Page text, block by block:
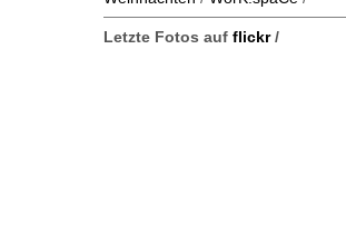
Letzte Fotos auf flickr/